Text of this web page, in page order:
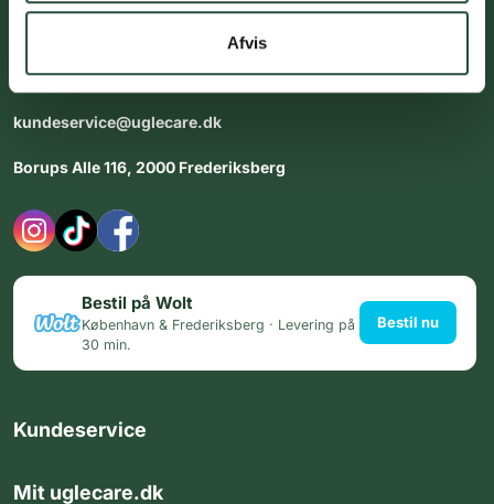
Afvis
dig med personlig rådgiving - alle dage.
Åbningstider i butikken:Alle dage 8:00 - 22:00
kundeservice@uglecare.dk
Borups Alle 116, 2000 Frederiksberg
Bestil på Wolt
København & Frederiksberg · Levering på
30 min.
Bestil nu
Kundeservice
Mit uglecare.dk